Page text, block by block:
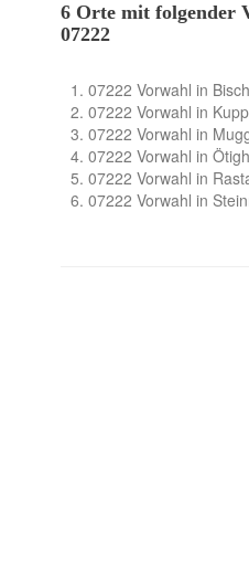
6 Orte mit folgender
07222
07222 Vorwahl in
07222 Vorwahl in
07222 Vorwahl in
07222 Vorwahl in
07222 Vorwahl in
07222 Vorwahl in